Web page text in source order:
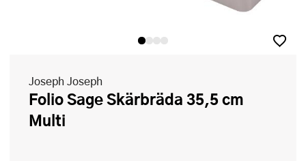
Joseph Joseph
Folio Sage Skärbräda 35,5 cm
Multi